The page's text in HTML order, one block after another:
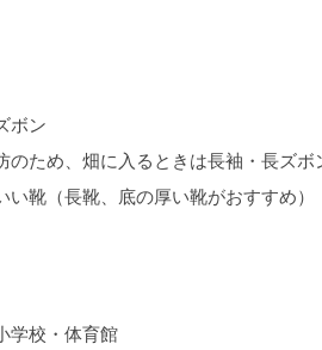
ボン
のため、畑に入るときは長袖・長ズボ
い靴（長靴、底の厚い靴がおすすめ）
学校・体育館